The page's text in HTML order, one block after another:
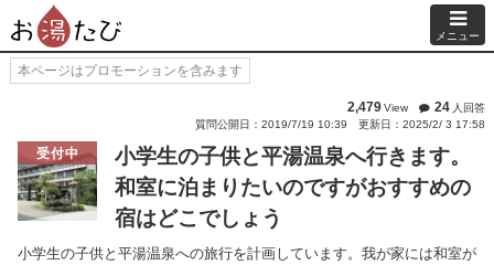
メニュー
本ページはプロモーションを含みます
2,479View 24 人回答
質問公開日：2019/7/19 10:39
更新日：2025/2/ 3 17:58
受付中
小学生の子供と平湯温泉へ行きます。
和室に泊まりたいのですがおすすめの
宿はどこでしょう
小学生の子供と平湯温泉への旅行を計画しています。我が家には和室が